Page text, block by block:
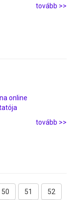
tovább >>
online
tovább >>
50 51 52